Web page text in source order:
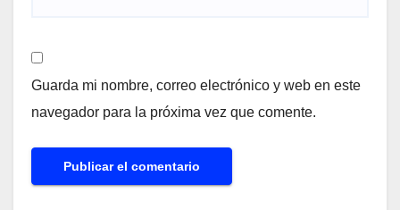
Guarda mi nombre, correo electrónico y web en este
navegador para la próxima vez que comente.